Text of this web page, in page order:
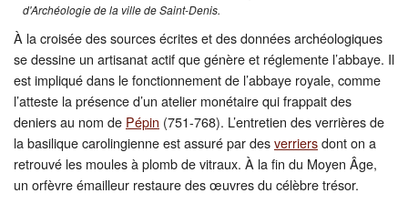
d'Archéologie de la ville de Saint-Denis.
À la croisée des sources écrites et des données archéologiques
se dessine un artisanat actif que génère et réglemente l’abbaye. Il
est impliqué dans le fonctionnement de l’abbaye royale, comme
l’atteste la présence d’un atelier monétaire qui frappait des
deniers au nom de Pépin (751-768). L’entretien des verrières de
la basilique carolingienne est assuré par desverriersdont on a
retrouvé les moules à plomb de vitraux. À la fin du Moyen Âge,
un orfèvre émailleur restaure des œuvres du célèbre trésor.